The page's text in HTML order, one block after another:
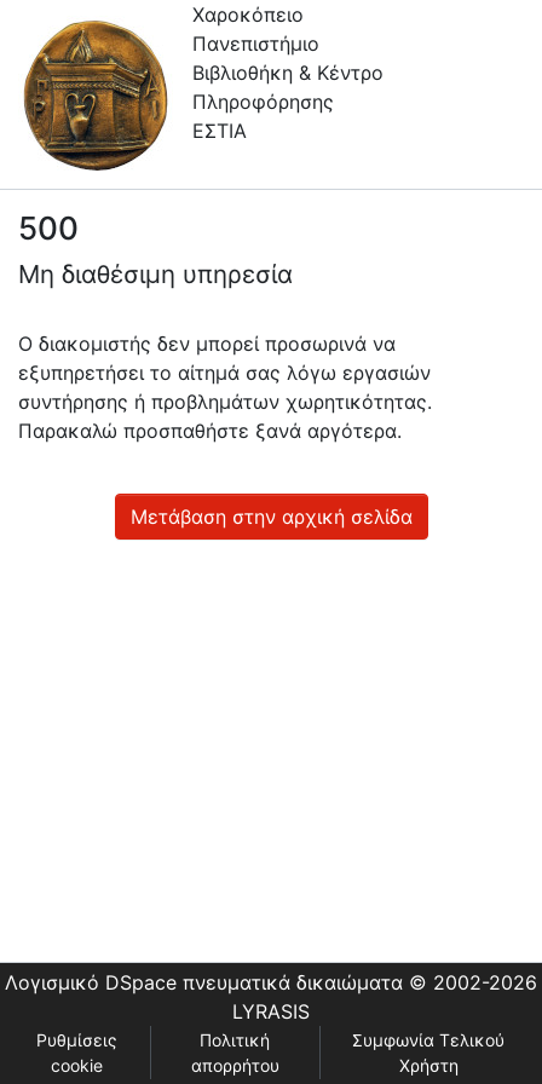
Χαροκόπειο
Πανεπιστήμιο
Βιβλιοθήκη & Κέντρο
Πληροφόρησης
ΕΣΤΙΑ
Πληροφορίες
Επικοινωνία
Υπηρεσίες
Αυτοαπόθεσης
Ανοιχτά
Δεδομένα
500
Μη διαθέσιμη υπηρεσία
Ο διακομιστής δεν μπορεί προσωρινά να
εξυπηρετήσει το αίτημά σας λόγω εργασιών
συντήρησης ή προβλημάτων χωρητικότητας.
Παρακαλώ προσπαθήστε ξανά αργότερα.
Μετάβαση στην αρχική σελίδα
Λογισμικό DSpace πνευματικά δικαιώματα © 2002-2026
LYRASIS
Ρυθμίσεις
cookie
Πολιτική
απορρήτου
Συμφωνία Τελικού
Χρήστη